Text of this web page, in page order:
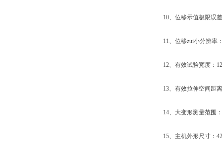
10、位移示值极限误差
11、位移zui小分辨率：
12、有效试验宽度：
13、有效拉伸空间距离
14、大变形测量范围：
15、主机外形尺寸：